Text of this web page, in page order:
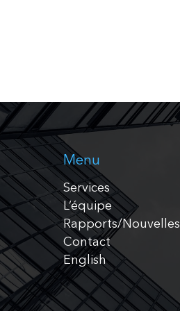
Menu
Services
L’équipe
Rapports/Nouvelles
Contact
English